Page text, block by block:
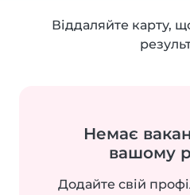
Віддаляйте карту,
Немає
вашому
Додайте свій